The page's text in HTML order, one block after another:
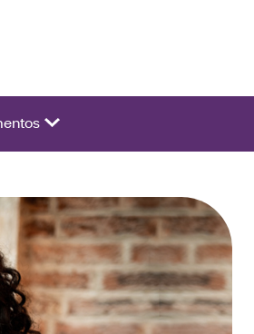
se activará una lista de